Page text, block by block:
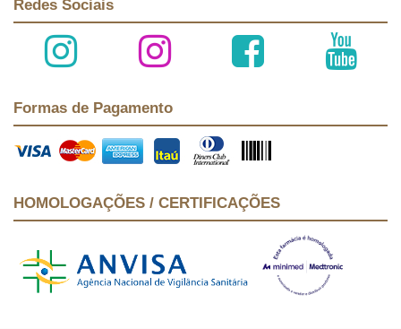
Redes Sociais
Formas de Pagamento
HOMOLOGAÇÕES / CERTIFICAÇÕES